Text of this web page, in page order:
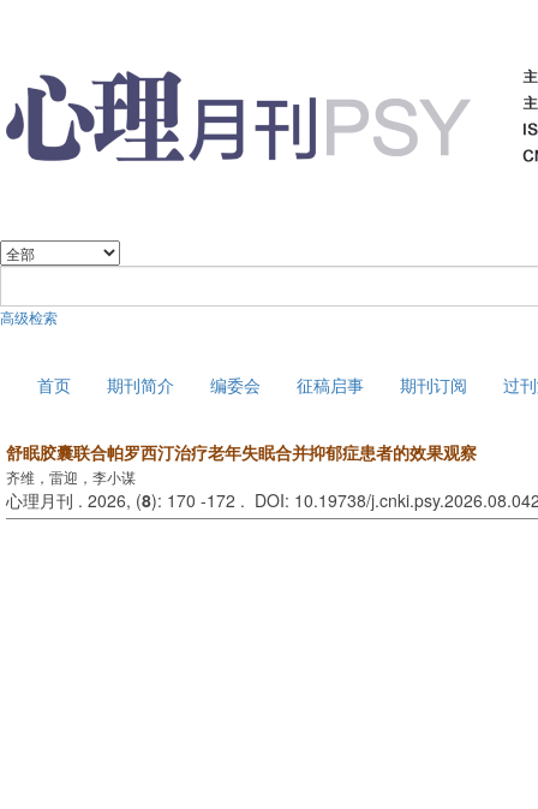
高级检索
首页 期刊简介 编委会 征稿启事 期刊订阅 过
舒眠胶囊联合帕罗西汀治疗老年失眠合并抑郁症患者的效果观察
齐维，雷迎，李小谋
心理月刊 . 2026, (8): 170 -172 . DOI: 10.19738/